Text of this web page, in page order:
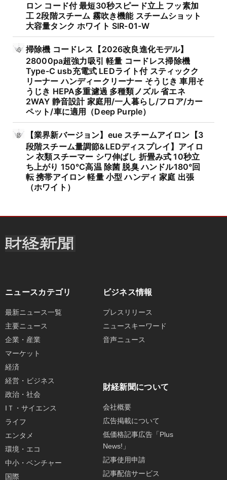
ロン コード付 最短30秒スピード立上 フッ素加
工 2段階スチーム 霧吹き機能 スチームショット
大容量タンク ホワイト SIR-01-W
掃除機 コードレス【2026改良進化モデル】
28000pa超強力吸引 軽量 コードレス掃除機
Type-C usb充電式 LEDライト付 スティックク
リーナー ハンディークリーナー そうじき 車用そ
うじき HEPA多重濾過 多種類ノズル 省エネ
2WAY 静音設計 家庭用/一人暮らし/フロア/カー
ペット/車に適用（Deep Purple）
【業界新バージョン】eue スチームアイロン【3
段階スチーム量調節&LEDディスプレイ】アイロ
ン 衣類スチーマー シワ伸ばし 折畳み式 10秒立
ち上がり 150℃高温 除菌 脱臭 ハンドル180°回
転 携帯アイロン 軽量 小型 ハンディ 家庭 出張
（ホワイト）
ニュースカテゴリ
最新ニュース一覧
主要ニュース
企業・産業
マーケット
経済
経営・ビジネス
政治・社会
IＴ・サイエンス
ライフ
エンタメ
環境・エコ
中小・ベンチャー
国際
ビジネス情報
プレスリリース
ニュースキーワード
音声ニュース
財経新聞について
会社概要
広告掲載について
低価格記事広告「Plus
News!」
記事使用申請
記事配信サービス